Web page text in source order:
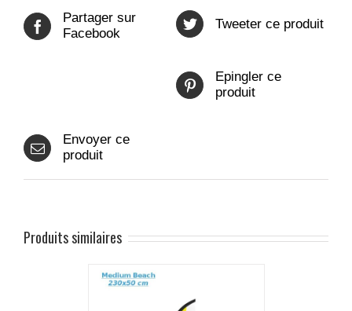
Partager sur
Facebook
Tweeter ce produit
Epingler ce
produit
Envoyer ce
produit
Produits similaires